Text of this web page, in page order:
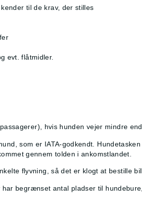
til de krav, der stilles
evt. flåtmidler.
hvis hunden vejer mindre
som er IATA-godkendt.
gennem tolden i ankomstlandet.
flyvning, så det er klogt at bestille
begrænset antal pladser til